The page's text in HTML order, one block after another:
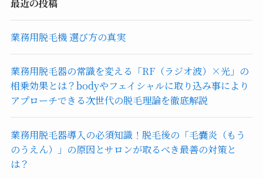
業務用脱毛機 選び方の真実
業務用脱毛器の常識を変える「RF（ラジオ波）×光」の
相乗効果とは？bodyやフェイシャルに取り込み事により
アプローチできる次世代の脱毛理論を徹底解説
業務用脱毛器導入の必須知識！脱毛後の「毛嚢炎（もう
のうえん）」の原因とサロンが取るべき最善の対策と
は？